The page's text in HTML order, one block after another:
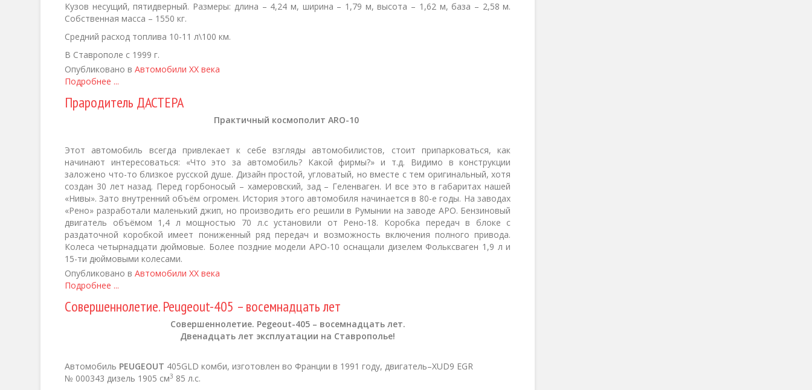
Кузов несущий, пятидверный. Размеры: длина – 4,24 м, ширина – 1,79 м, высота – 1,62 м, база – 2,58 м.
Собственная масса – 1550 кг.
Средний расход топлива 10-11 л\100 км.
В Ставрополе с 1999 г.
Опубликовано в Автомобили XX века
Подробнее ...
Прародитель ДАСТЕРА
Практичный космополитARO-10
Этот автомобиль всегда привлекает к себе взгляды автомобилистов, стоит припарковаться, как
начинают интересоваться: «Что это за автомобиль? Какой фирмы?» и т.д. Видимо в конструкции
заложено что-то близкое русской душе. Дизайн простой, угловатый, но вместе с тем оригинальный, хотя
создан 30 лет назад. Перед горбоносый – хамеровский, зад – Геленваген. И все это в габаритах нашей
«Нивы». Зато внутренний объём огромен. История этого автомобиля начинается в 80-е годы. На заводах
«Рено» разработали маленький джип, но производить его решили в Румынии на заводе АРО. Бензиновый
двигатель объёмом 1,4 л мощностью 70 л.с установили от Рено-18. Коробка передач в блоке с
раздаточной коробкой имеет пониженный ряд передач и возможность включения полного привода.
Колеса четырнадцати дюймовые. Более поздние модели АРО-10 оснащали дизелем Фольксваген 1,9 л и
15-ти дюймовыми колесами.
Опубликовано в Автомобили XX века
Подробнее ...
Cовершеннолетие. Peugeout-405 – восемнадцать лет
Cовершеннолетие. Pegeout-405 – восемнадцать лет.
Двенадцать лет эксплуатации на Ставрополье!
Автомобиль PEUGEOUT 405GLD комби, изготовлен во Франции в 1991 году, двигатель–XUD9 EGR
№ 000343 дизель 1905 см3 85 л.с.